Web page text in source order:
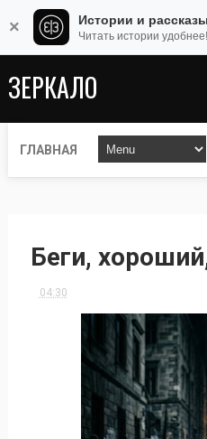
ЗЕРКАЛО
ГЛАВНАЯ
Беги,
04:30
× Истории и рассказы
Читать истории удобнее!